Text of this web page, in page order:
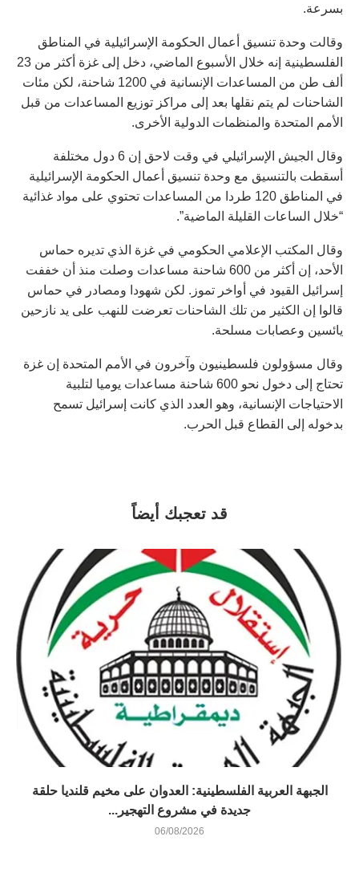
بسرعة.
وقالت وحدة تنسيق أعمال الحكومة الإسرائيلية في المناطق
الفلسطينية إنه خلال الأسبوع الماضي، دخل إلى غزة أكثر من 23
ألف طن من المساعدات الإنسانية في 1200 شاحنة، لكن مئات
الشاحنات لم يتم نقلها بعد إلى مراكز توزيع المساعدات من قبل
الأمم المتحدة والمنظمات الدولية الأخرى.
وقال الجيش الإسرائيلي في وقت لاحق إن 6 دول مختلفة
أسقطت بالتنسيق مع وحدة تنسيق أعمال الحكومة الإسرائيلية
في المناطق 120 طردا من المساعدات تحتوي على مواد غذائية
“خلال الساعات القليلة الماضية”.
وقال المكتب الإعلامي الحكومي في غزة الذي تديره حماس
الأحد، إن أكثر من 600 شاحنة مساعدات وصلت منذ أن خففت
إسرائيل القيود في أواخر تموز. لكن شهودا ومصادر في حماس
قالوا إن الكثير من تلك الشاحنات تعرضت للنهب على يد نازحين
يائسين وعصابات مسلحة.
وقال مسؤولون فلسطينيون وآخرون في الأمم المتحدة إن غزة
تحتاج إلى دخول نحو 600 شاحنة مساعدات يوميا لتلبية
الاحتياجات الإنسانية، وهو العدد الذي كانت إسرائيل تسمح
بدخوله إلى القطاع قبل الحرب.
قد تعجبك أيضاً
الجبهة العربية الفلسطينية: العدوان على مخيم قلنديا حلقة
جديدة في مشروع التهجير...
06/08/2026